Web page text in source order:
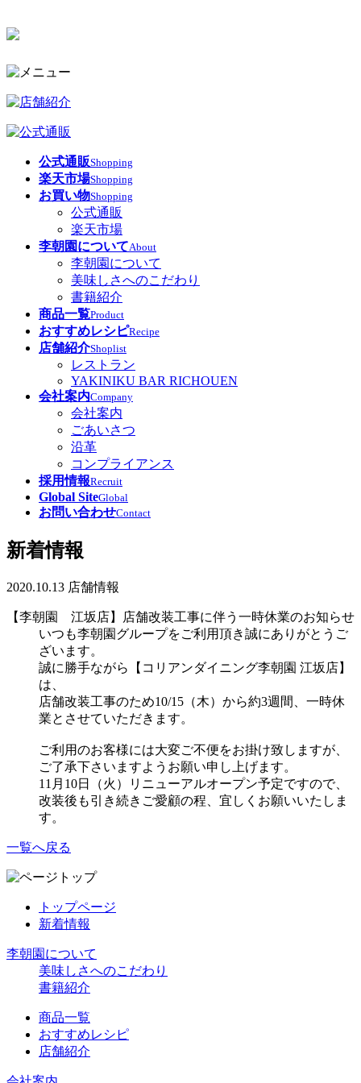
公式通販Shopping
楽天市場Shopping
お買い物Shopping
公式通販
楽天市場
李朝園についてAbout
李朝園について
美味しさへのこだわり
書籍紹介
商品一覧Product
おすすめレシピRecipe
店舗紹介Shoplist
レストラン
YAKINIKU BAR RICHOUEN
会社案内Company
会社案内
ごあいさつ
沿革
コンプライアンス
採用情報Recruit
Global SiteGlobal
お問い合わせContact
新着情報
2020.10.13 店舗情報
【李朝園 江坂店】店舗改装工事に伴う一時休業のお知らせ
いつも李朝園グループをご利用頂き誠にありがとうご
ざいます。
誠に勝手ながら【コリアンダイニング李朝園 江坂店】
は、
店舗改装工事のため10/15（木）から約3週間、一時休
業とさせていただきます。
ご利用のお客様には大変ご不便をお掛け致しますが、
ご了承下さいますようお願い申し上げます。
11月10日（火）リニューアルオープン予定ですので、
改装後も引き続きご愛顧の程、宜しくお願いいたしま
す。
一覧へ戻る
トップページ
新着情報
李朝園について
美味しさへのこだわり
書籍紹介
商品一覧
おすすめレシピ
店舗紹介